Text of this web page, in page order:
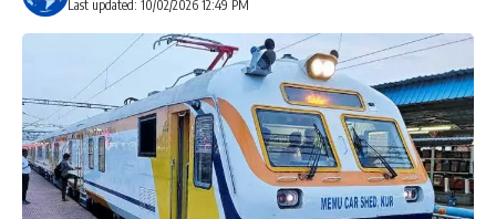
Last updated: 10/02/2026 12:49 PM